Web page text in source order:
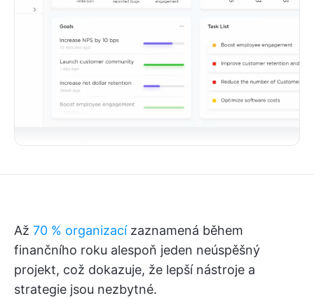
Až 70 % organizacízaznamená během
finančního roku alespoň jeden neúspěšný
projekt, což dokazuje, že lepší nástroje a
strategie jsou nezbytné.